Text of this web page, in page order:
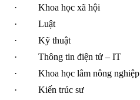
·
Khoa học xã hội
·
Luật
·
Kỹ thuật
·
Thông tin điện tử – IT
·
Khoa học lâm nông nghiệp
·
Kiến trúc sư